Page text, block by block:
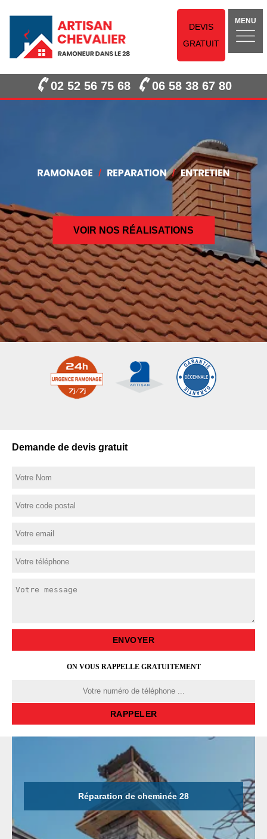
DEVIS
GRATUIT
MENU
02 52 56 75 68 06 58 38 67 80
VOIR NOS RÉALISATIONS
Demande de devis gratuit
ON VOUS RAPPELLE GRATUITEMENT
Réparation de cheminée 28